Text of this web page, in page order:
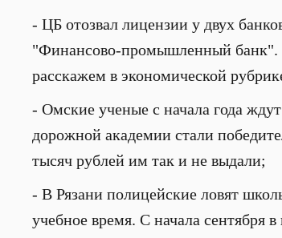
- ЦБ отозвал лицензии у двух
"Финансово-промышленный банк".
расскажем в экономической
- Омские ученые с начала года
дорожной академии стали
тысяч рублей им так и не выдали;
- В Рязани полицейские ловят
учебное время. С начала сентября